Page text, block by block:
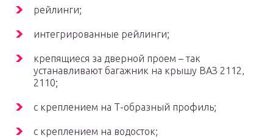
рейлинги;
интегрированные рейлинги;
крепящиеся за дверной проем – так
устанавливают багажник на крышу ВАЗ 2112,
2110;
с креплением на Т-образный профиль;
с креплением на водосток;